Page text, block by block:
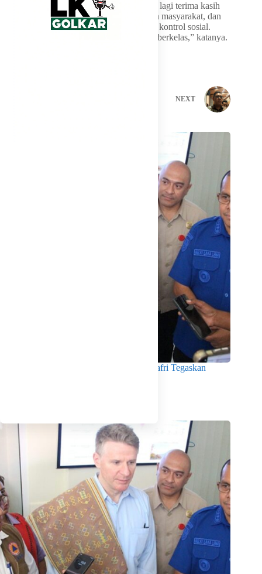
akhirnya akan ditentukan takdirnya. Sekali lagi terima kasih
masukan dari adik-adik mahasiswa, lapisan masyarakat, dan
seluruh elemen-elemen yang tetap menjadi kontrol sosial.
Masukan hari ini sangat berarti dan sangat berkelas,” katanya.
NEXT
Menko Pangan Tinjau KNMP Untia, Munafri Tegaskan